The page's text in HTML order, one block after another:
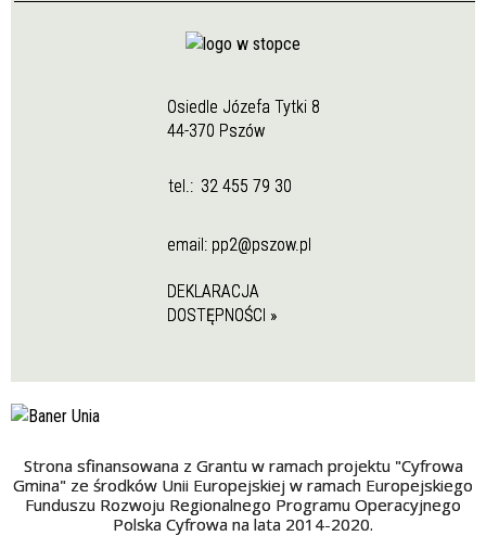
Osiedle Józefa Tytki 8
44-370 Pszów
tel.: 32 455 79 30
email: pp2@pszow.pl
DEKLARACJA
DOSTĘPNOŚCI »
Strona sfinansowana z Grantu w ramach projektu "Cyfrowa
Gmina" ze środków Unii Europejskiej w ramach Europejskiego
Funduszu Rozwoju Regionalnego Programu Operacyjnego
Polska Cyfrowa na lata 2014-2020.